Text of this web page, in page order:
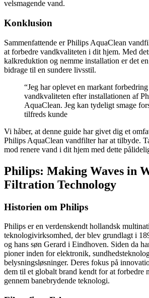
velsmagende vand.
Konklusion
Sammenfattende er Philips AquaClean
at forbedre vandkvaliteten i dit hjem. Med
kalkreduktion og nemme installation er det
bidrage til en sundere livsstil.
“Jeg har oplevet en markant
vandkvaliteten efter installationen af
AquaClean. Jeg kan tydeligt smage
tilfreds kunde
Vi håber, at denne guide har givet dig et
Philips AquaClean vandfilter har at tilbyde.
mod renere vand i dit hjem med dette
Philips: Making Waves in
Filtration Technology
Historien om Philips
Philips er en verdenskendt hollandsk
teknologivirksomhed, der blev grundlagt i
og hans søn Gerard i Eindhoven. Siden da
pioner inden for elektronik,
belysningsløsninger. Deres fokus på
dem til et globalt brand kendt for at forbedre
gennem banebrydende teknologi.